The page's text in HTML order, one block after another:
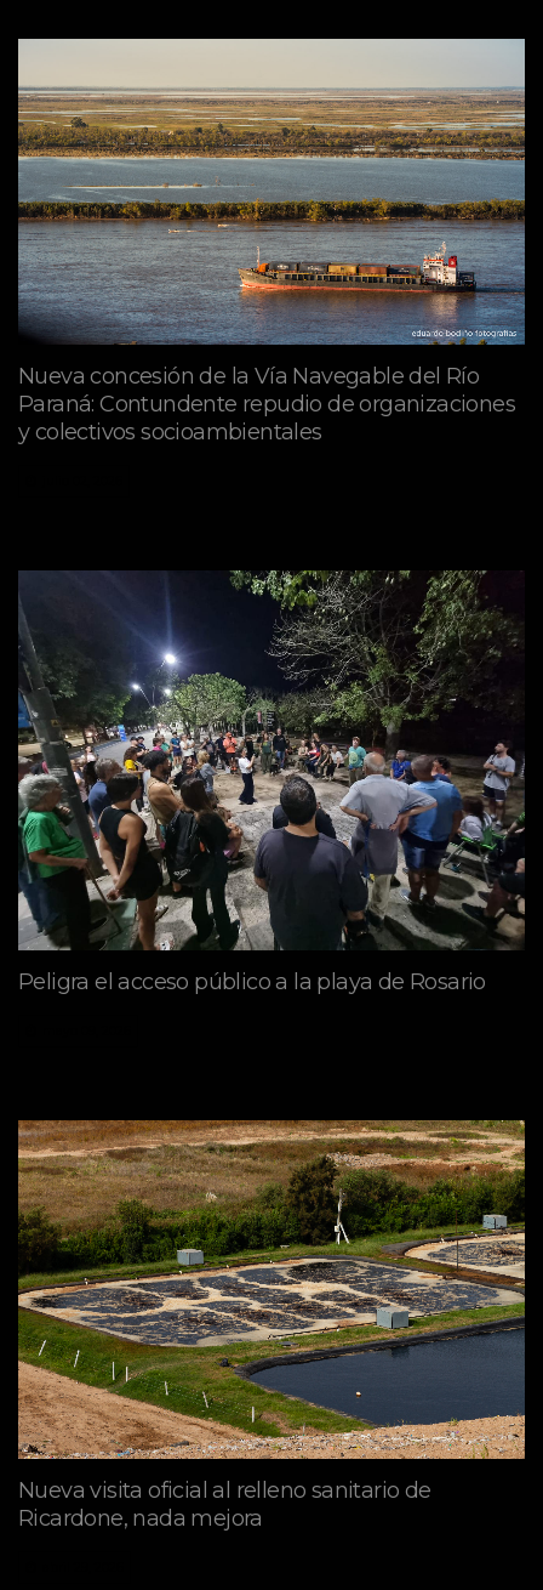
Nueva concesión de la Vía Navegable del Río
Paraná: Contundente repudio de organizaciones
y colectivos socioambientales
Peligra el acceso público a la playa de Rosario
Nueva visita oficial al relleno sanitario de
Ricardone, nada mejora